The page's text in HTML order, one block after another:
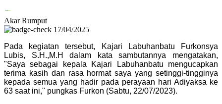
Akar Rumput
17/04/2025
Pada kegiatan tersebut, Kajari Labuhanbatu Furkonsya
Lubis, S.H.,M.H dalam kata sambutannya mengatakan,
"Saya sebagai kepala Kajari Labuhanbatu mengucapkan
terima kasih dan rasa hormat saya yang setinggi-tingginya
kepada semua yang hadir pada perayaan hari Adiyaksa ke
63 saat ini," pungkas Furkon (Sabtu, 22/07/2023).